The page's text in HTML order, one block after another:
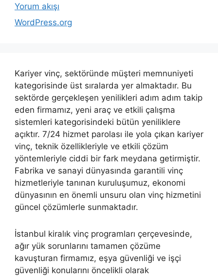
Yorum akışı
WordPress.org
Kariyer vinç, sektöründe müşteri memnuniyeti
kategorisinde üst sıralarda yer almaktadır. Bu
sektörde gerçekleşen yenilikleri adım adım takip
eden firmamız, yeni araç ve etkili çalışma
sistemleri kategorisindeki bütün yeniliklere
açıktır. 7/24 hizmet parolası ile yola çıkan kariyer
vinç, teknik özellikleriyle ve etkili çözüm
yöntemleriyle ciddi bir fark meydana getirmiştir.
Fabrika ve sanayi dünyasında garantili vinç
hizmetleriyle tanınan kuruluşumuz, ekonomi
dünyasının en önemli unsuru olan vinç hizmetini
güncel çözümlerle sunmaktadır.
İstanbul kiralık vinç programları çerçevesinde,
ağır yük sorunlarını tamamen çözüme
kavuşturan firmamız, eşya güvenliği ve işçi
güvenliği konularını öncelikli olarak